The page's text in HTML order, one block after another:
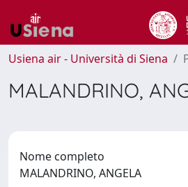
Usiena air - Università di Siena
MALANDRINO,
Nome completo
MALANDRINO, ANGELA